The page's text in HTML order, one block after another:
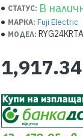
СТАТУС: В
МАРКА: Fuji Electric
МОДЕЛ: RYG24KRTA